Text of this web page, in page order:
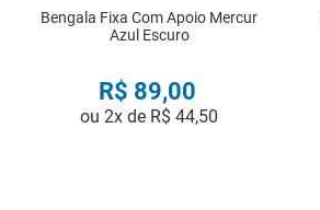
Bengala Fixa Com Apoio Mercur
Azul Escuro
R$ 89,00
ou2x de R$ 44,50